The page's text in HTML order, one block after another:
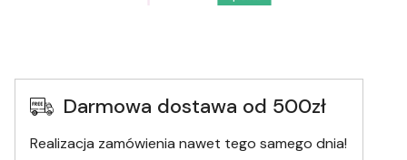
Darmowa dostawa od 500zł
Realizacja zamówienia nawet tego samego dnia!